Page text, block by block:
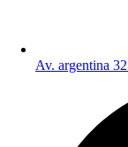
Av. argentina